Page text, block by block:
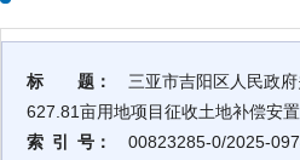
标 题：
三亚市吉阳区人民政
627.81亩用地项目征收土地补偿安
索 引 号：
00823285-0/2025-